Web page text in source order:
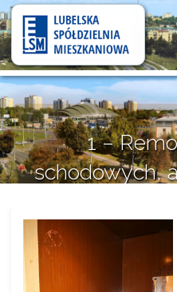
1 –
schodowych,